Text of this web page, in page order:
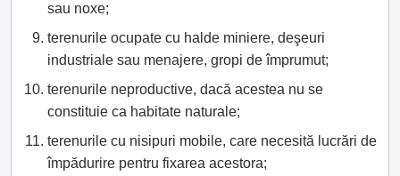
sau noxe;
terenurile ocupate cu halde miniere, deşeuri
industriale sau menajere, gropi de împrumut;
terenurile neproductive, dacă acestea nu se
constituie ca habitate naturale;
terenurile cu nisipuri mobile, care necesită lucrări de
împădurire pentru fixarea acestora;